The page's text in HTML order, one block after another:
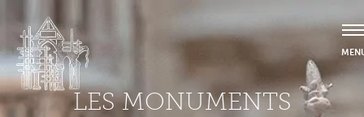
LES MONUMENTS